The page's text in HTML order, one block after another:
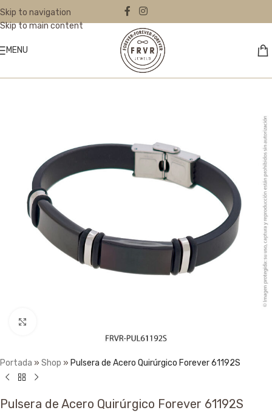
Skip to navigation
Skip to main content
MENU
Portada » Shop » Pulsera de Acero Quirúrgico Forever 61192S
Pulsera de Acero Quirúrgico Forever 61192S